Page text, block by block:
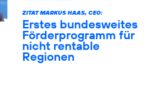
ZITAT MARKUS HAAS, CEO:
Erstes bundesweites
Förderprogramm für
nicht rentable
Regionen